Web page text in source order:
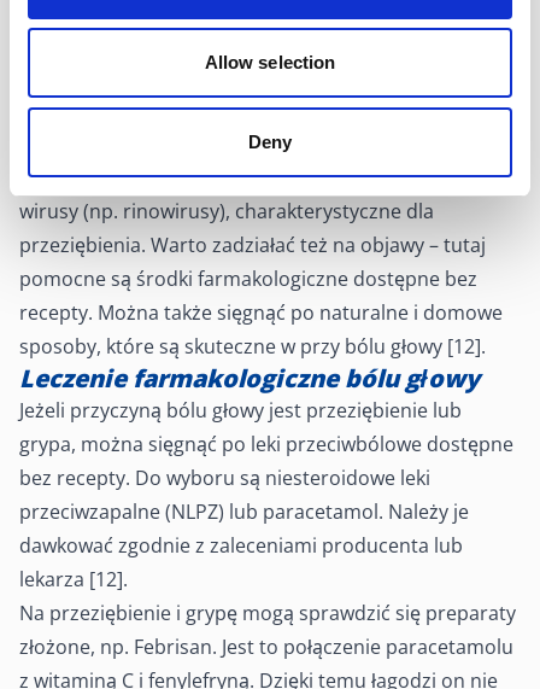
Allow selection
Deny
grypy lub przeziębienia — konieczne jest przede
wszystkim zwalczanie konkretnej choroby. Bardzo
ważne jest prawidłowe rozpoznanie, czy organizm
został zainfekowany przez wirus grypy, czy też inne
wirusy (np. rinowirusy), charakterystyczne dla
przeziębienia. Warto zadziałać też na objawy – tutaj
pomocne są środki farmakologiczne dostępne bez
recepty. Można także sięgnąć po naturalne i domowe
sposoby, które są skuteczne w przy bólu głowy [12].
Leczenie farmakologiczne bólu głowy
Jeżeli przyczyną bólu głowy jest przeziębienie lub
grypa, można sięgnąć po leki przeciwbólowe dostępne
bez recepty. Do wyboru są niesteroidowe leki
przeciwzapalne (NLPZ) lub paracetamol. Należy je
dawkować zgodnie z zaleceniami producenta lub
lekarza [12].
Na przeziębienie i grypę mogą sprawdzić się preparaty
złożone, np. Febrisan. Jest to połączenie paracetamolu
z witaminą C i fenylefryną. Dzięki temu łagodzi on nie